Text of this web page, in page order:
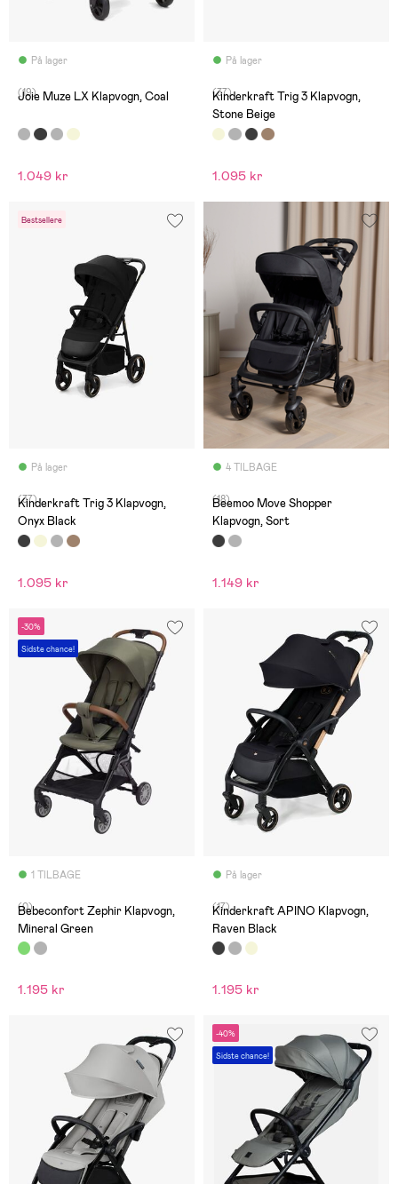
På lager
(19)
Joie Muze LX Klapvogn, Coal
1.049 kr
På lager
(37)
Kinderkraft Trig 3 Klapvogn,
Stone Beige
1.095 kr
Bestsellere
På lager
(37)
Kinderkraft Trig 3 Klapvogn,
Onyx Black
1.095 kr
4 TILBAGE
(18)
Beemoo Move Shopper
Klapvogn, Sort
1.149 kr
-30%
Sidste chance!
1 TILBAGE
(0)
Bebeconfort Zephir Klapvogn,
Mineral Green
1.195 kr
På lager
(17)
Kinderkraft APINO Klapvogn,
Raven Black
1.195 kr
-40%
Sidste chance!